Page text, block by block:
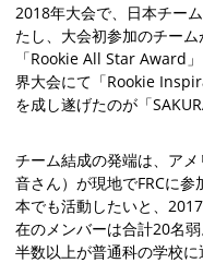
2018年大会で、日本チー
たし、大会初参加のチー
「Rookie All Star Award
界大会にて「Rookie
を成し遂げたのが「
チーム結成の発端は、ア
音さん）が現地でFRCに
本でも活動したいと、
在のメンバーは合計20名
半数以上が普通科の学校に